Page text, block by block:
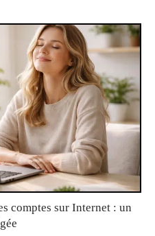
comptes sur Internet : un